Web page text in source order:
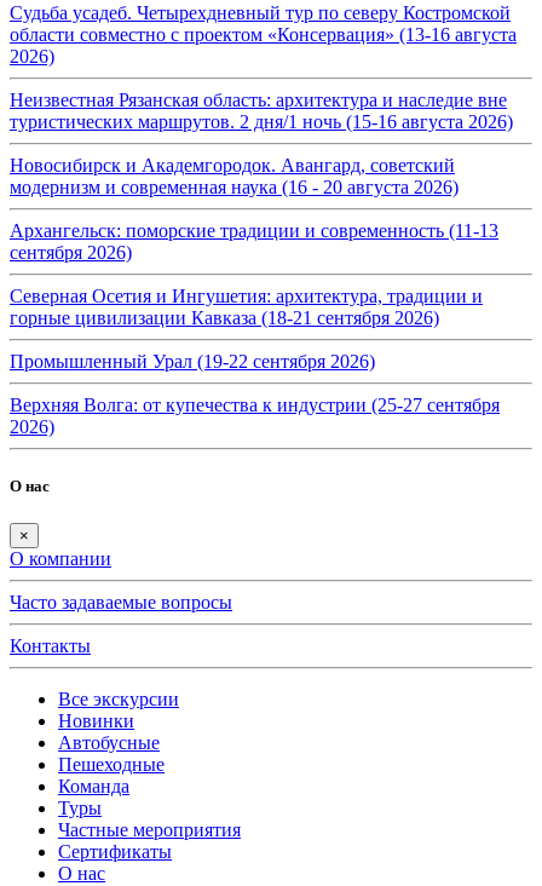
Судьба усадеб. Четырехдневный тур по северу Костромской
области совместно с проектом «Консервация» (13-16 августа
2026)
Неизвестная Рязанская область: архитектура и наследие вне
туристических маршрутов. 2 дня/1 ночь (15-16 августа 2026)
Новосибирск и Академгородок. Авангард, советский
модернизм и современная наука (16 - 20 августа 2026)
Архангельск: поморские традиции и современность (11-13
сентября 2026)
Северная Осетия и Ингушетия: архитектура, традиции и
горные цивилизации Кавказа (18-21 сентября 2026)
Промышленный Урал (19-22 сентября 2026)
Верхняя Волга: от купечества к индустрии (25-27 сентября
2026)
О нас
×
О компании
Часто задаваемые вопросы
Контакты
Все экскурсии
Новинки
Автобусные
Пешеходные
Команда
Туры
Частные мероприятия
Сертификаты
О нас